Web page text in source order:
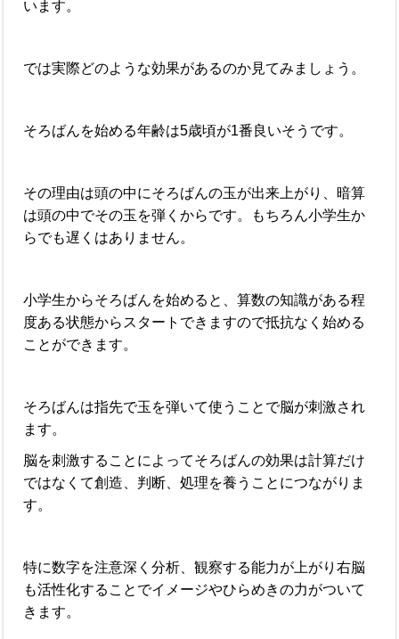
います。
では実際どのような効果があるのか見てみましょう。
そろばんを始める年齢は5歳頃が1番良いそうです。
その理由は頭の中にそろばんの玉が出来上がり、暗算
は頭の中でその玉を弾くからです。もちろん小学生か
らでも遅くはありません。
小学生からそろばんを始めると、算数の知識がある程
度ある状態からスタートできますので抵抗なく始める
ことができます。
そろばんは指先で玉を弾いて使うことで脳が刺激され
ます。
脳を刺激することによってそろばんの効果は計算だけ
ではなくて創造、判断、処理を養うことにつながりま
す。
特に数字を注意深く分析、観察する能力が上がり右脳
も活性化することでイメージやひらめきの力がついて
きます。